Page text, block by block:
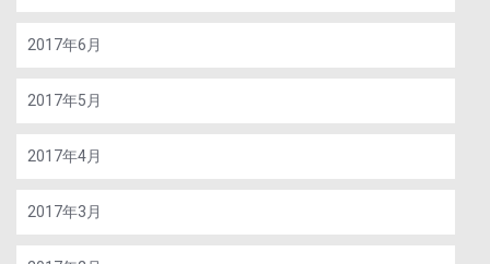
2017年6月
2017年5月
2017年4月
2017年3月